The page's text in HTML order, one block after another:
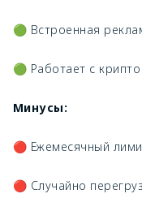
🟢 Встроенная
🟢 Работает с
Минусы:
🔴 Ежемесячный
🔴 Случайно